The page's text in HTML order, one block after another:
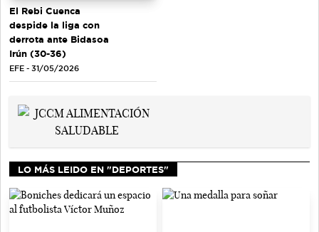
El Rebi Cuenca
despide la liga con
derrota ante Bidasoa
Irún (30-36)
EFE - 31/05/2026
LO MÁS LEIDO EN "DEPORTES"